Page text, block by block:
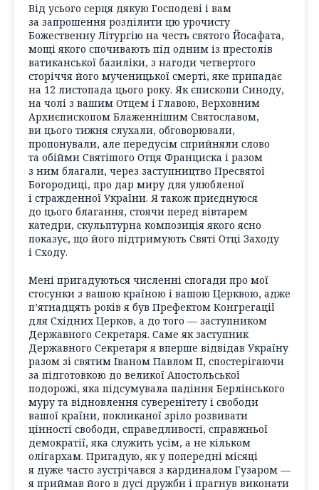
Від усього серця дякую Господеві і вам
за запрошення розділити цю урочисту
Божественну Літургію на честь святого Йосафата,
мощі якого спочивають під одним із престолів
ватиканської базиліки, з нагоди четвертого
сторіччя його мученицької смерті, яке припадає
на 12 листопада цього року. Як єпископи Синоду,
на чолі з вашим Отцем і Главою, Верховним
Архиєпископом Блаженнішим Святославом,
ви цього тижня слухали, обговорювали,
пропонували, але передусім сприйняли слово
та обійми Святішого Отця Франциска і разом
з ним благали, через заступництво Пресвятої
Богородиці, про дар миру для улюбленої
і стражденної України. Я також приєднуюся
до цього благання, стоячи перед вівтарем
катедри, скульптурна композиція якого ясно
показує, що його підтримують Святі Отці Заходу
і Сходу.
Мені пригадуються численні спогади про мої
стосунки з вашою країною і вашою Церквою, адже
п’ятнадцять років я був Префектом Конгрегації
для Східних Церков, а до того — заступником
Державного Секретаря. Саме як заступник
Державного Секретаря я вперше відвідав Україну
разом зі святим Іваном Павлом ІІ, спостерігаючи
за підготовкою до великої Апостольської
подорожі, яка підсумувала падіння Берлінського
муру та відновлення суверенітету і свободи
вашої країни, покликаної зріло розвивати
цінності свободи, справедливості, справжньої
демократії, яка служить усім, а не кільком
олігархам. Пригадую, як у попередні місяці
я дуже часто зустрічався з кардиналом Гузаром —
я приймав його в дусі дружби і прагнув виконати